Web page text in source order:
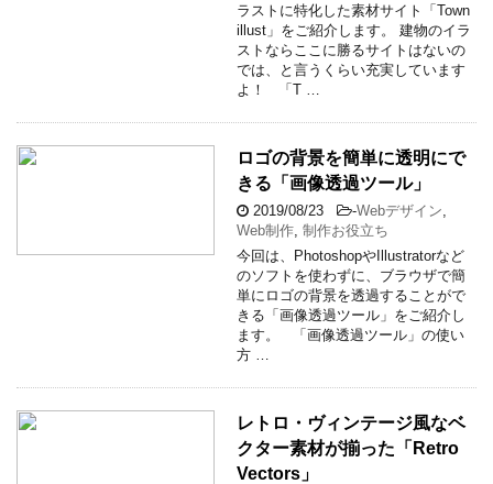
ラストに特化した素材サイト「Town
illust」をご紹介します。 建物のイラ
ストならここに勝るサイトはないの
では、と言うくらい充実しています
よ！ 「T …
ロゴの背景を簡単に透明にで
きる「画像透過ツール」
2019/08/23 -Webデザイン
Web制作 制作お役立ち
今回は、PhotoshopやIllustratorなど
のソフトを使わずに、ブラウザで簡
単にロゴの背景を透過することがで
きる「画像透過ツール」をご紹介し
ます。 「画像透過ツール」の使い
方 …
レトロ・ヴィンテージ風なベ
クター素材が揃った「Retro
Vectors」